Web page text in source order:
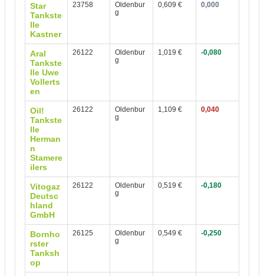
Star
Tankste
lle
Kastner
23758
Oldenbur
g
0,609 € 0,000
Aral
Tankste
lle Uwe
Vollerts
en
26122
Oldenbur
g
1,019 € -0,080
Oil!
Tankste
lle
Herman
n
Stamere
ilers
26122
Oldenbur
g
1,109 € 0,040
Vitogaz
Deutsc
hland
GmbH
26122
Oldenbur
g
0,519 € -0,180
Bornho
rster
Tanksh
op
26125
Oldenbur
g
0,549 € -0,250